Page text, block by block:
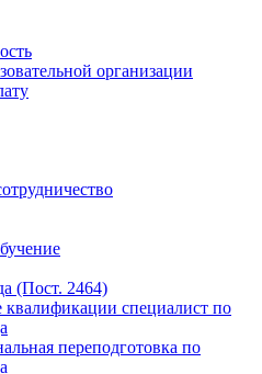
организации
(Пост. 2464)
специалист по
переподготовка по